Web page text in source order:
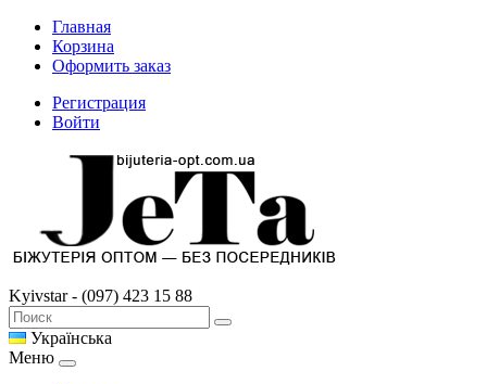
Главная
Корзина
Оформить заказ
Регистрация
Войти
Kyivstar - (097) 423 15 88
Українська
Меню